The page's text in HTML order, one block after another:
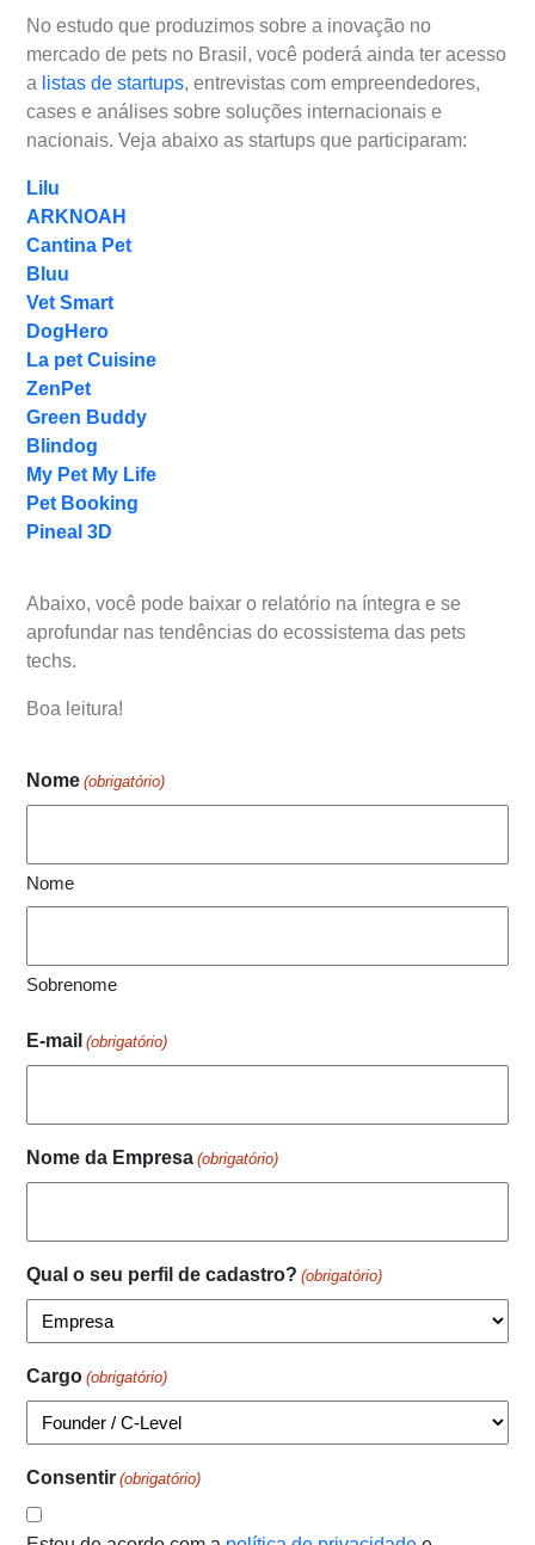
No estudo que produzimos sobre a inovação no
mercado de pets no Brasil, você poderá ainda ter acesso
a listas de startups, entrevistas com empreendedores,
cases e análises sobre soluções internacionais e
nacionais. Veja abaixo as startups que participaram:
Lilu
ARKNOAH
Cantina Pet
Bluu
Vet Smart
DogHero
La pet Cuisine
ZenPet
Green Buddy
Blindog
My Pet My Life
Pet Booking
Pineal 3D
Abaixo, você pode baixar o relatório na íntegra e se
aprofundar nas tendências do ecossistema das pets
techs.
Boa leitura!
Nome (obrigatório)
Nome
Sobrenome
E-mail (obrigatório)
Nome da Empresa (obrigatório)
Qual o seu perfil de cadastro? (obrigatório)
Cargo (obrigatório)
Consentir (obrigatório)